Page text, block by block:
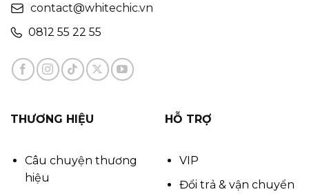
contact@whitechic.vn
0812 55 22 55
THƯƠNG HIỆU
Câu chuyện thương
hiệu
HỖ TRỢ
VIP
Đổi trả & vận chuyển